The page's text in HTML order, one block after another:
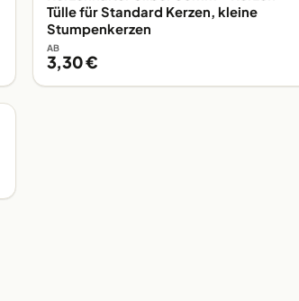
Tülle für Standard Kerzen, kleine
Stumpenkerzen
AB
3,30 €